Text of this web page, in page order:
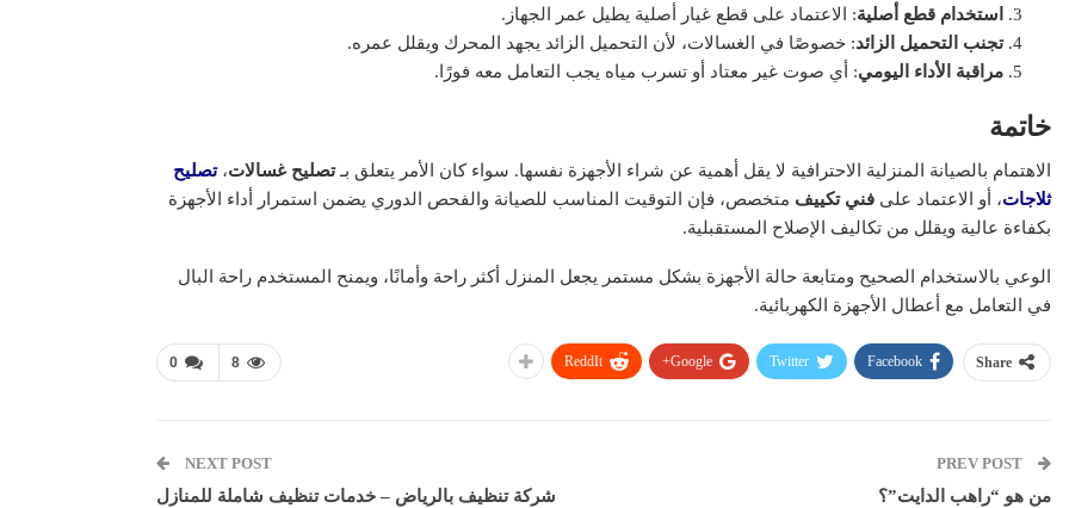
استخدام قطع أصلية: الاعتماد على قطع غيار أصلية يطيل عمر الجهاز.
تجنب التحميل الزائد: خصوصًا في الغسالات، لأن التحميل الزائد يجهد المحرك ويقلل عمره.
مراقبة الأداء اليومي: أي صوت غير معتاد أو تسرب مياه يجب التعامل معه فورًا.
خاتمة
الاهتمام بالصيانة المنزلية الاحترافية لا يقل أهمية عن شراء الأجهزة نفسها. سواء كان الأمر يتعلق بـتصليح غسالات،تصليح
ثلاجات، أو الاعتماد على فني تكييف متخصص، فإن التوقيت المناسب للصيانة والفحص الدوري يضمن استمرار أداء الأجهزة
بكفاءة عالية ويقلل من تكاليف الإصلاح المستقبلية.
الوعي بالاستخدام الصحيح ومتابعة حالة الأجهزة بشكل مستمر يجعل المنزل أكثر راحة وأمانًا، ويمنح المستخدم راحة البال
في التعامل مع أعطال الأجهزة الكهربائية.
0 8 Share
Facebook
Twitter
Google+
ReddIt
من هو “راهب الدايت”؟
NEXT POST
شركة تنظيف بالرياض – خدمات تنظيف شاملة للمنازل